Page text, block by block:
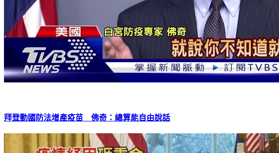
拜登動國防法增產疫苗 佛奇：總算能自由說話